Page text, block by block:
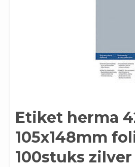
Etiket herma
105x148mm
100stuks